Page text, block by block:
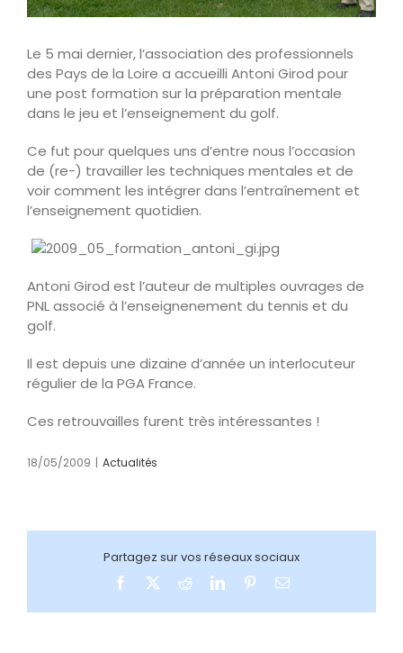
Le 5 mai dernier, l’association des professionnels
des Pays de la Loire a accueilli Antoni Girod pour
une post formation sur la préparation mentale
dans le jeu et l’enseignement du golf.
Ce fut pour quelques uns d’entre nous l’occasion
de (re-) travailler les techniques mentales et de
voir comment les intégrer dans l’entraînement et
l’enseignement quotidien.
Antoni Girod est l’auteur de multiples ouvrages de
PNL associé à l’enseignenement du tennis et du
golf.
Il est depuis une dizaine d’année un interlocuteur
régulier de la PGA France.
Ces retrouvailles furent très intéressantes !
18/05/2009 | Actualités
Partagez sur vos réseaux sociaux
Facebook
TwitterRedditLinkedInPinterestEmail